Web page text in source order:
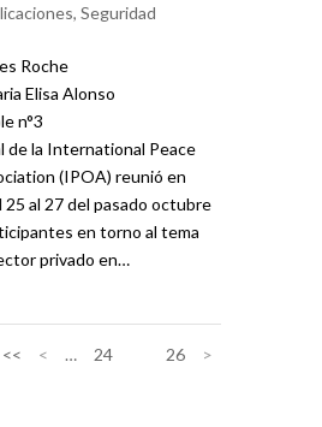
, Seguridad
Roche
Elisa Alonso
n°3
de la International Peace
(IPOA) reunió en
al 27 del pasado octubre
en torno al tema
privado en…
<< < … 24 26 >